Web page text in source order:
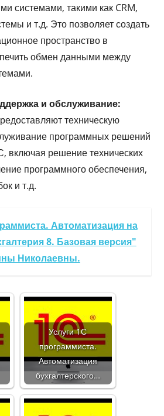
системами, такими как CRM,
и т.д. Это позволяет создать
пространство в
обмен данными между
и обслуживание:
техническую
программных решений
включая решение технических
программного обеспечения,
и т.д.
Автоматизация на
8. Базовая версия"
Николаевны.
Услуги 1С
программиста.
Автоматизация
бухгалтерского…